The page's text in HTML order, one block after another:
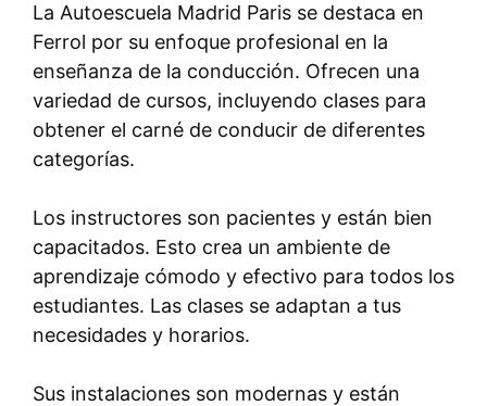
La Autoescuela Madrid Paris se destaca en
Ferrol por su enfoque profesional en la
enseñanza de la conducción. Ofrecen una
variedad de cursos, incluyendo clases para
obtener el carné de conducir de diferentes
categorías.
Los instructores son pacientes y están bien
capacitados. Esto crea un ambiente de
aprendizaje cómodo y efectivo para todos los
estudiantes. Las clases se adaptan a tus
necesidades y horarios.
Sus instalaciones son modernas y están